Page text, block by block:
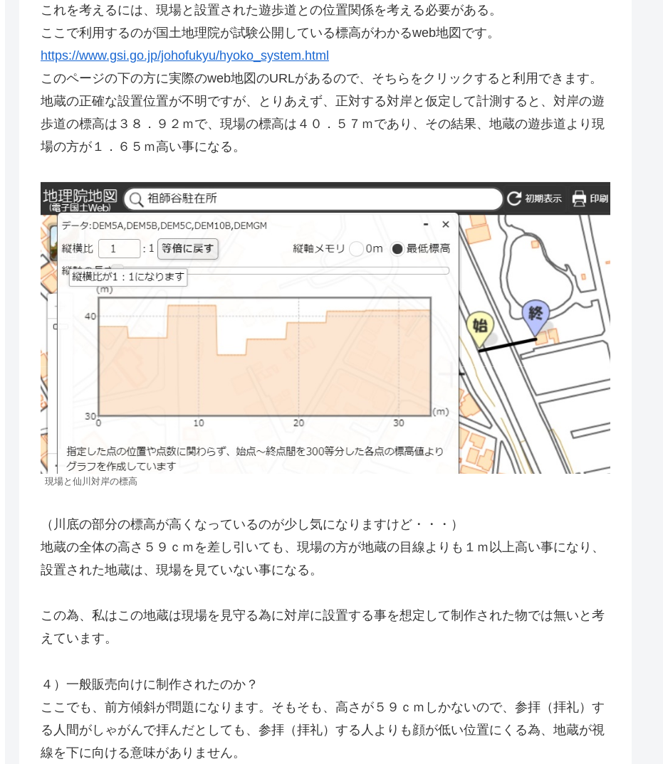
これを考えるには、現場と設置された遊歩道との位置関係を考える必要がある。
ここで利用するのが国土地理院が試験公開している標高がわかるweb地図です。
https://www.gsi.go.jp/johofukyu/hyoko_system.html
このページの下の方に実際のweb地図のURLがあるので、そちらをクリックすると利用できます。
地蔵の正確な設置位置が不明ですが、とりあえず、正対する対岸と仮定して計測すると、対岸の遊
歩道の標高は３８．９２ｍで、現場の標高は４０．５７ｍであり、その結果、地蔵の遊歩道より現
場の方が１．６５ｍ高い事になる。
現場と仙川対岸の標高
（川底の部分の標高が高くなっているのが少し気になりますけど・・・）
地蔵の全体の高さ５９ｃｍを差し引いても、現場の方が地蔵の目線よりも１ｍ以上高い事になり、
設置された地蔵は、現場を見ていない事になる。
この為、私はこの地蔵は現場を見守る為に対岸に設置する事を想定して制作された物では無いと考
えています。
４）一般販売向けに制作されたのか？
ここでも、前方傾斜が問題になります。そもそも、高さが５９ｃｍしかないので、参拝（拝礼）す
る人間がしゃがんで拝んだとしても、参拝（拝礼）する人よりも顔が低い位置にくる為、地蔵が視
線を下に向ける意味がありません。